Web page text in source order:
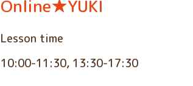
Online★YUKI
Lesson time
10:00-11:30, 13:30-17:30